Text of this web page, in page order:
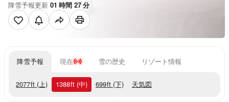
降雪予報更新 01 時間 27分
降雪予報 現在 雪の歴史 リゾート情報
2077ft (上) 1388ft (中) 699ft (下) 天気図